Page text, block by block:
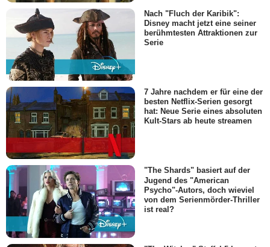
Nach "Fluch der Karibik":
Disney macht jetzt eine seiner
berühmtesten Attraktionen zur
Serie
7 Jahre nachdem er für eine der
besten Netflix-Serien gesorgt
hat: Neue Serie eines absoluten
Kult-Stars ab heute streamen
"The Shards" basiert auf der
Jugend des "American
Psycho"-Autors, doch wieviel
von dem Serienmörder-Thriller
ist real?